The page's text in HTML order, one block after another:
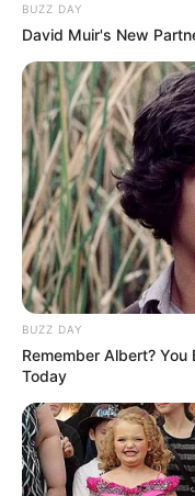
BUZZ DAY
David Muir's New
BUZZ DAY
Remember Albert?
Today